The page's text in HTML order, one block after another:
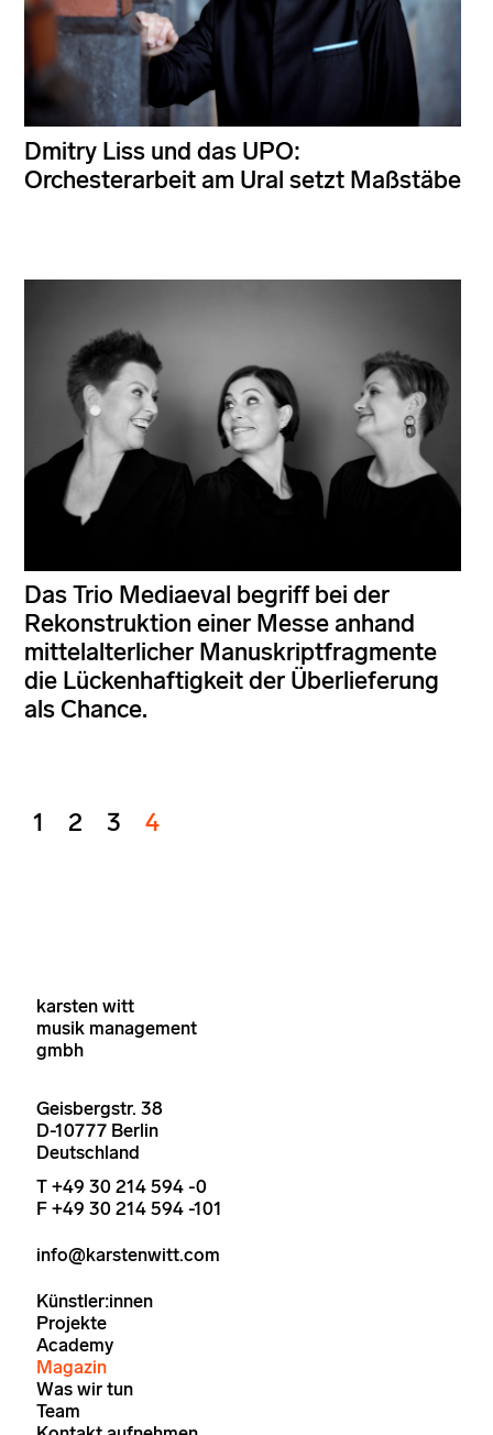
Dmitry Liss und das UPO:
Orchesterarbeit am Ural setzt Maßstäbe
Das Trio Mediaeval begriff bei der
Rekonstruktion einer Messe anhand
mittelalterlicher Manuskriptfragmente
die Lückenhaftigkeit der Überlieferung
als Chance.
1 2 3 4
karsten witt
musik management
gmbh
Geisbergstr. 38
D-10777 Berlin
Deutschland
T +49 30 214 594 -0
F +49 30 214 594 -101
info@karstenwitt.com
Künstler:innen
Projekte
Academy
Magazin
Was wir tun
Team